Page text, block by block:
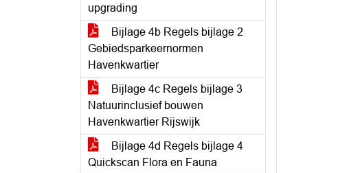
upgrading
Bijlage 4b Regels bijlage 2
Gebiedsparkeernormen
Havenkwartier
Bijlage 4c Regels bijlage 3
Natuurinclusief bouwen
Havenkwartier Rijswijk
Bijlage 4d Regels bijlage 4
Quickscan Flora en Fauna